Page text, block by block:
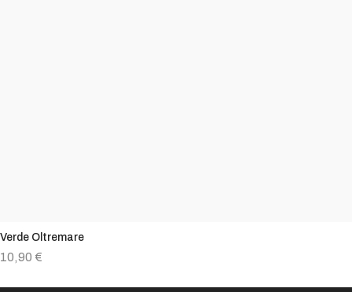
Verde Oltremare
10,90 €